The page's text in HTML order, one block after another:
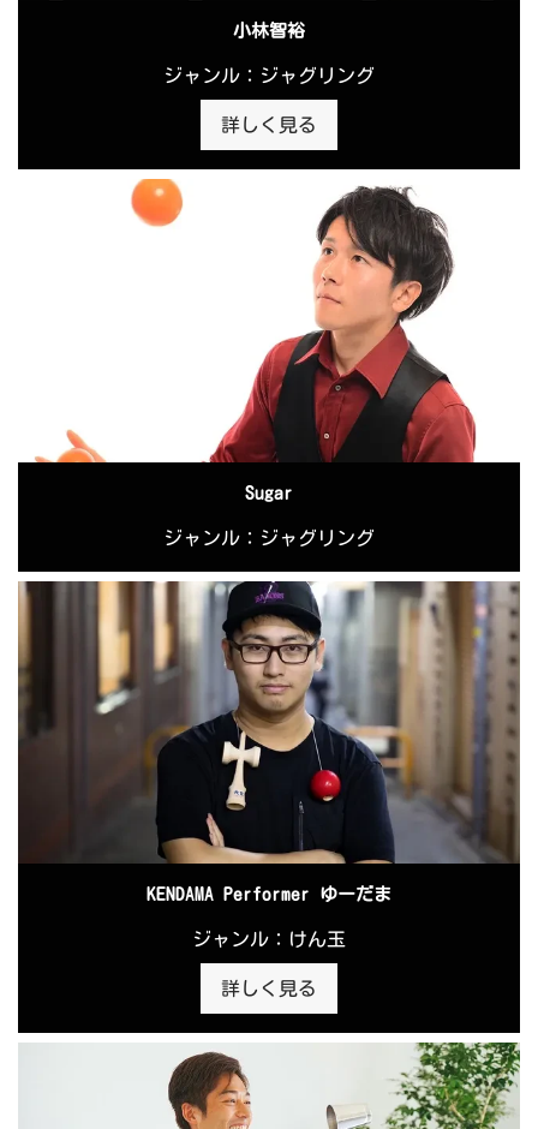
小林智裕
ジャンル：ジャグリング
詳しく見る
Sugar
ジャンル：ジャグリング
KENDAMA Performer ゆーだま
ジャンル：けん玉
詳しく見る